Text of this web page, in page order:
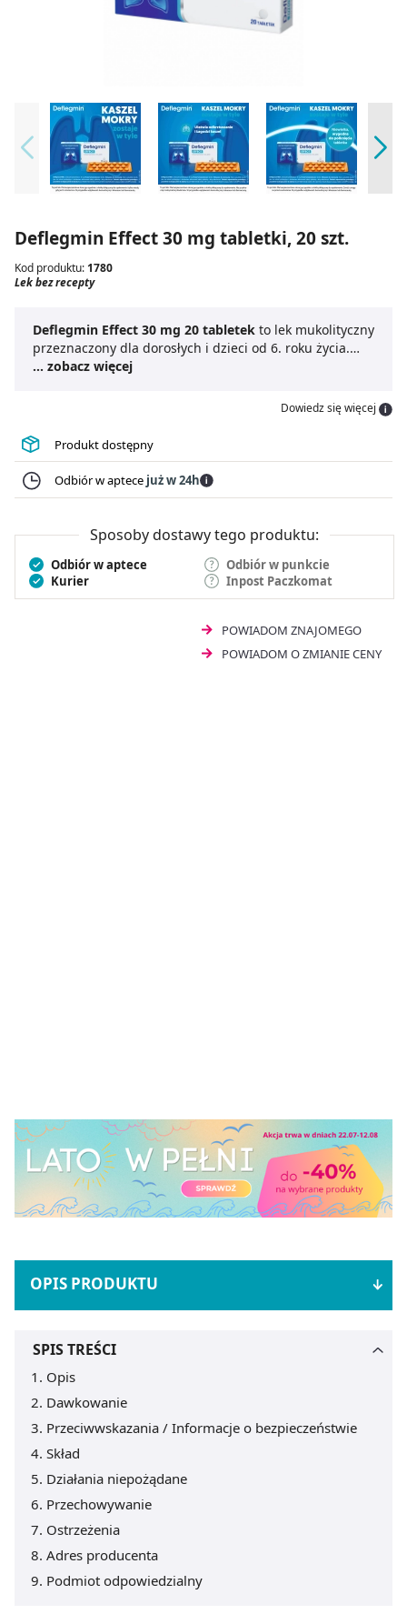
Deflegmin Effect 30 mg tabletki, 20 szt.
Kod produktu: 1780
Lek bez recepty
Deflegmin Effect 30 mg 20 tabletek to lek mukolityczny
przeznaczony dla dorosłych i dzieci od 6. roku życia.
Zawiera chlorowodorek ambroksolu.
oddechowych, co ułatwia jej odkrztuszanie. Lek
przebiegających z zalegającym, gęstym śluzem.
Tabletki na kaszel mokryz ambroksolem należy
przyjmować po jedzeniu, popijając niewielką ilością
płynu. Produkt leczniczy jest dostępny bez recepty. Leku
stosować bezpośrednio przed snem.
... zobacz więcej
Dowiedz się więcej
Produkt dostępny
Odbiór w aptece już w 24h
Sposoby dostawy tego produktu:
Odbiór w aptece
Odbiór w punkcie
Kurier
Inpost Paczkomat
POWIADOM ZNAJOMEGO
POWIADOM O ZMIANIE CENY
OPIS PRODUKTU
SPIS TREŚCI
Opis
Dawkowanie
Przeciwwskazania / Informacje o bezpieczeństwie
Skład
Działania niepożądane
Przechowywanie
Ostrzeżenia
Adres producenta
Podmiot odpowiedzialny